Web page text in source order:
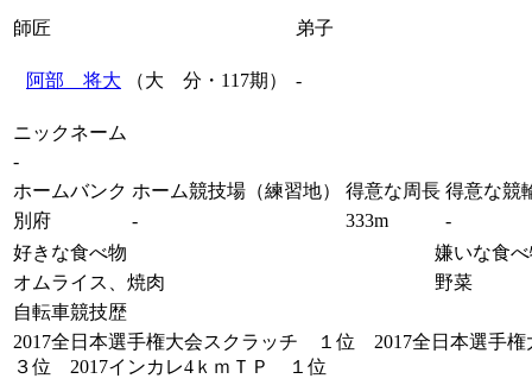
師匠 弟子
阿部 将大 （大 分・117期） -
ニックネーム
-
ホームバンク ホーム競技場（練習地） 得意な周長 得意な競
別府
- 333m
-
好きな食べ物
嫌いな食
オムライス、焼肉
野菜
自転車競技歴
2017全日本選手権大会スクラッチ １位 2017全日本選
３位 2017インカレ4ｋｍＴＰ １位